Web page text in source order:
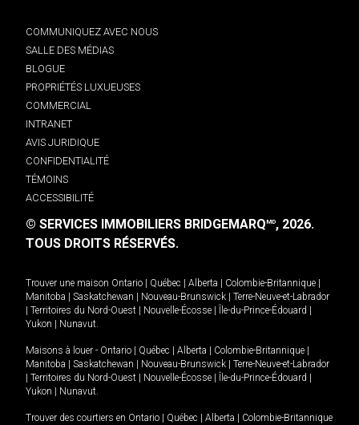
COMMUNIQUEZ AVEC NOUS
SALLE DES MÉDIAS
BLOGUE
PROPRIÉTÉS LUXUEUSES
COMMERCIAL
INTRANET
AVIS JURIDIQUE
CONFIDENTIALITÉ
TÉMOINS
ACCESSIBILITÉ
© SERVICES IMMOBILIERS BRIDGEMARQMD, 2026.
TOUS DROITS RÉSERVÉS.
Trouver une maison Ontario Québec Alberta Colombie-Britannique
Manitoba
Saskatchewan Nouveau-Brunswick
Terre-Neuve-et-Labrador
Territoires du Nord-Ouest Nouvelle-Écosse Île-du-Prince-Édouard
Yukon
Nunavut.
Maisons à louer - Ontario Québec Alberta Colombie-Britannique
Manitoba
Saskatchewan Nouveau-Brunswick
Terre-Neuve-et-Labrador
Territoires du Nord-Ouest Nouvelle-Écosse Île-du-Prince-Édouard
Yukon
Nunavut.
Trouver des courtiers en Ontario Québec Alberta
Colombie-Britannique